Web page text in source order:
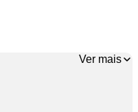
Ver mais